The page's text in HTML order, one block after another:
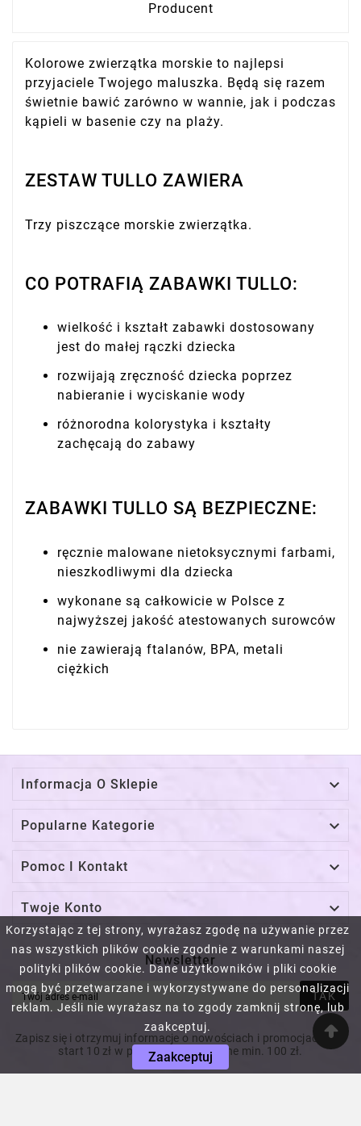
Korzystając z tej strony, wyrażasz zgodę na używanie przez
nas wszystkich plików cookie zgodnie z warunkami naszej
polityki plików cookie. Dane użytkowników i pliki cookie
mogą być przetwarzane i wykorzystywane do personalizacji
reklam. Jeśli nie wyrażasz na to zgody zamknij stronę, lub
zaakceptuj.
Zaakceptuj
Producent
Kolorowe zwierzątka morskie to najlepsi
przyjaciele Twojego maluszka. Będą się razem
świetnie bawić zarówno w wannie, jak i podczas
kąpieli w basenie czy na plaży.
ZESTAW TULLO ZAWIERA
Trzy piszczące morskie zwierzątka.
CO POTRAFIĄ ZABAWKI TULLO:
wielkość i kształt zabawki dostosowany
jest do małej rączki dziecka
rozwijają zręczność dziecka poprzez
nabieranie i wyciskanie wody
różnorodna kolorystyka i kształty
zachęcają do zabawy
ZABAWKI TULLO SĄ BEZPIECZNE:
ręcznie malowane nietoksycznymi farbami,
nieszkodliwymi dla dziecka
wykonane są całkowicie w Polsce z
najwyższej jakość atestowanych surowców
nie zawierają ftalanów, BPA, metali
ciężkich
Informacja O Sklepie 
Popularne Kategorie 
Pomoc I Kontakt 
Twoje Konto 
Newsletter
TAK
Zapisz się i otrzymuj informacje o nowościach i promocjach! Na
start 10 zł w prezencie! Za wydane min. 100 zł.